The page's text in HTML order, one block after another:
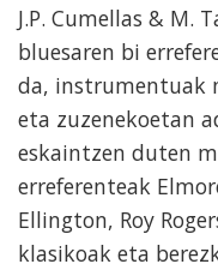
J.P. Cumellas & M.
bluesaren bi
da, instrumentuak
eta zuzenekoetan
eskaintzen duten
erreferenteak
Ellington, Roy
klasikoak eta